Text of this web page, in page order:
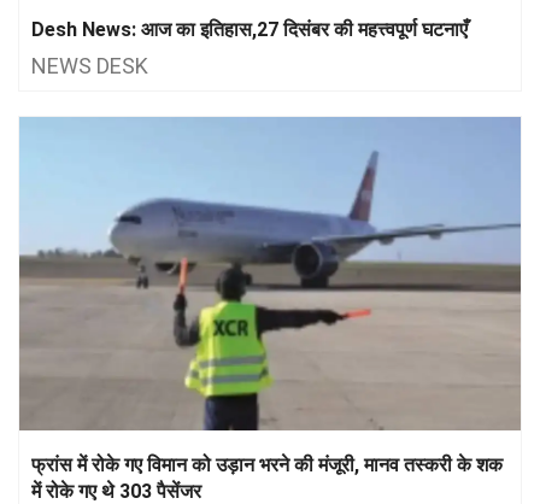
Desh News: आज का इतिहास,27 दिसंबर की महत्त्वपूर्ण घटनाएँ
NEWS DESK
फ्रांस में रोके गए विमान को उड़ान भरने की मंजूरी, मानव तस्करी के शक
में रोके गए थे 303 पैसेंजर